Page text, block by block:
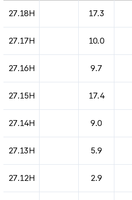
27.18H 17.3
27.17H 10.0
27.16H 9.7
27.15H 17.4
27.14H 9.0
27.13H 5.9
27.12H 2.9